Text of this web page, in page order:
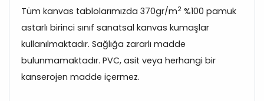
Tüm kanvas tablolarımızda 370gr/m2 %100 pamuk
astarlı birinci sınıf sanatsal kanvas kumaşlar
kullanılmaktadır. Sağlığa zararlı madde
bulunmamaktadır. PVC, asit veya herhangi bir
kanserojen madde içermez.